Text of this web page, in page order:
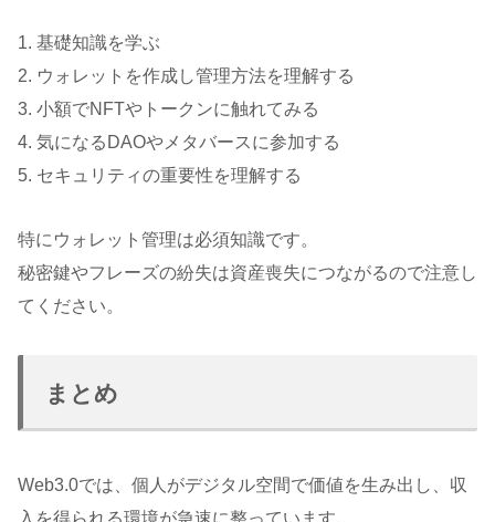
1. 基礎知識を学ぶ
2. ウォレットを作成し管理方法を理解する
3. 小額でNFTやトークンに触れてみる
4. 気になるDAOやメタバースに参加する
5. セキュリティの重要性を理解する
特にウォレット管理は必須知識です。
秘密鍵やフレーズの紛失は資産喪失につながるので注意し
てください。
まとめ
Web3.0では、個人がデジタル空間で価値を生み出し、収